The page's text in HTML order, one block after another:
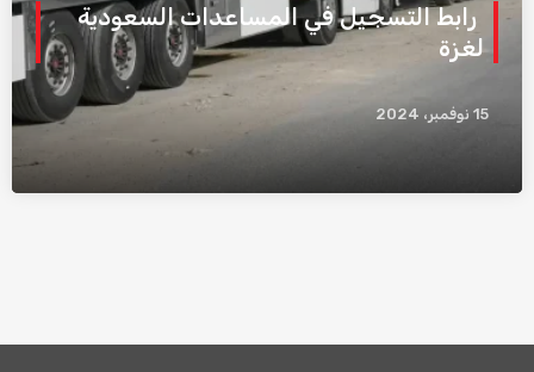
رابط التسجيل في المساعدات السعودية
لغزة
15 نوفمبر، 2024